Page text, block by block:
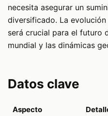
necesita asegurar un
diversificado. La
será crucial para el futuro
mundial y las dinámicas
Datos clave
Aspecto